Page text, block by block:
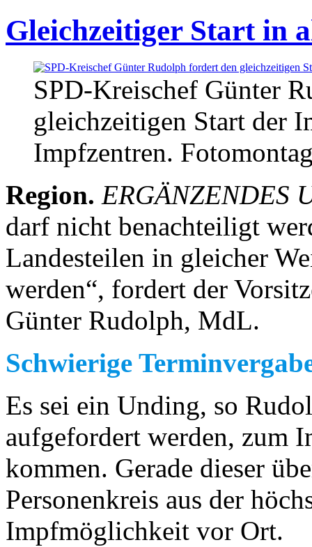
Gleichzeitiger Start in
SPD-Kreischef Günter
gleichzeitigen Start der
Impfzentren.
Region. ERGÄNZENDES
darf nicht benachteiligt
Landesteilen in gleicher
werden“, fordert der
Günter Rudolph, MdL.
Schwierige
Es sei ein Unding, so
aufgefordert werden, zum
kommen. Gerade dieser
Personenkreis aus der
Impfmöglichkeit vor Ort.